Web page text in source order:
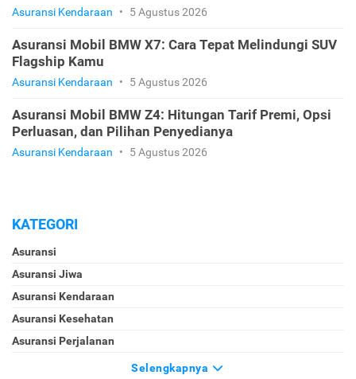
Asuransi Kendaraan • 5 Agustus 2026
Asuransi Mobil BMW X7: Cara Tepat Melindungi SUV
Flagship Kamu
Asuransi Kendaraan • 5 Agustus 2026
Asuransi Mobil BMW Z4: Hitungan Tarif Premi, Opsi
Perluasan, dan Pilihan Penyedianya
Asuransi Kendaraan • 5 Agustus 2026
KATEGORI
Asuransi
Asuransi Jiwa
Asuransi Kendaraan
Asuransi Kesehatan
Asuransi Perjalanan
Selengkapnya